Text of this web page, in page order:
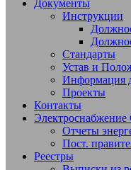
Документы
Инструкции
Стандарты
Устав и
Информация
Проекты
Контакты
Отчеты
Пост.
Реестры